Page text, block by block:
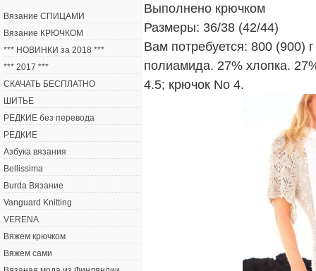
Выполнено крючком
Размеры: 36/38 (42/44)
Вам потребуется: 800 (900)
полиамида. 27% хлопка.
4.5; крючок No 4.
Вязание СПИЦАМИ
Вязание КРЮЧКОМ
*** НОВИНКИ за 2018 ***
*** 2017 ***
СКАЧАТЬ БЕСПЛАТНО
ШИТЬЕ
РЕДКИЕ без перевода
РЕДКИЕ
Азбука вязания
Bellissima
Burda Вязание
Vanguard Knitting
VERENA
Вяжем крючком
Вяжем сами